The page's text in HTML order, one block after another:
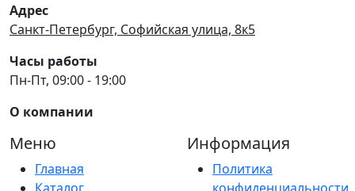
Адрес
Санкт-Петербург, Софийская улица, 8к5
Часы работы
Пн-Пт, 09:00 - 19:00
О компании
Меню
Главная
Информация
Политика